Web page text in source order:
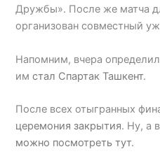
Дружбы». После же матча
организован совместный
Напомним, вчера
имстал Спартак Ташкент.
После всех отыгранных
церемония закрытия. Ну, а
можно посмотреть тут.